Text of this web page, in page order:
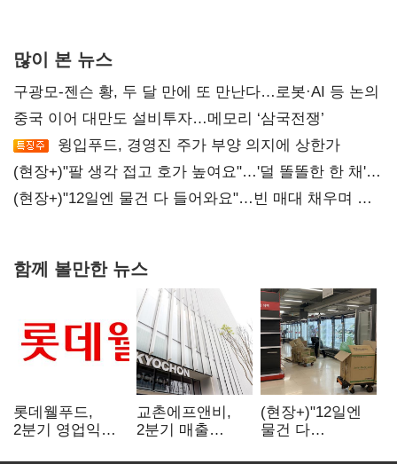
많이 본 뉴스
구광모-젠슨 황, 두 달 만에 또 만난다…로봇·AI 등 논의
중국 이어 대만도 설비투자…메모리 ‘삼국전쟁’
윙입푸드, 경영진 주가 부양 의지에 상한가
(현장+)"팔 생각 접고 호가 높여요"…'덜 똘똘한 한 채'
20억 키맞추기
(현장+)"12일엔 물건 다 들어와요"…빈 매대 채우며 문
함께 볼만한 뉴스
롯데웰푸드,
2분기 영업익
교촌에프앤비,
2분기 매출
(현장+)"12일엔
물건 다